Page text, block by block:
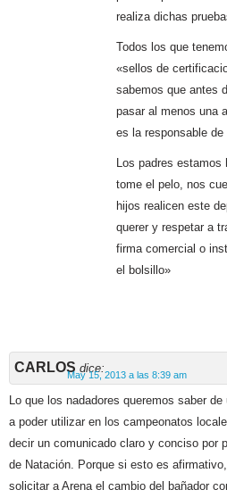
realiza dichas
Todos los que
«sellos de
sabemos que antes
pasar al menos una
es la responsable
Los padres
tome el pelo, nos
hijos realicen este
querer y respetar a
firma comercial o
el bolsillo»
CARLOS dice:
May 15, 2013 a las 8:39 am
Lo que los nadadores queremos saber
a poder utilizar en los campeonatos
decir un comunicado claro y conciso por
de Natación. Porque si esto es
solicitar a Arena el cambio del bañador